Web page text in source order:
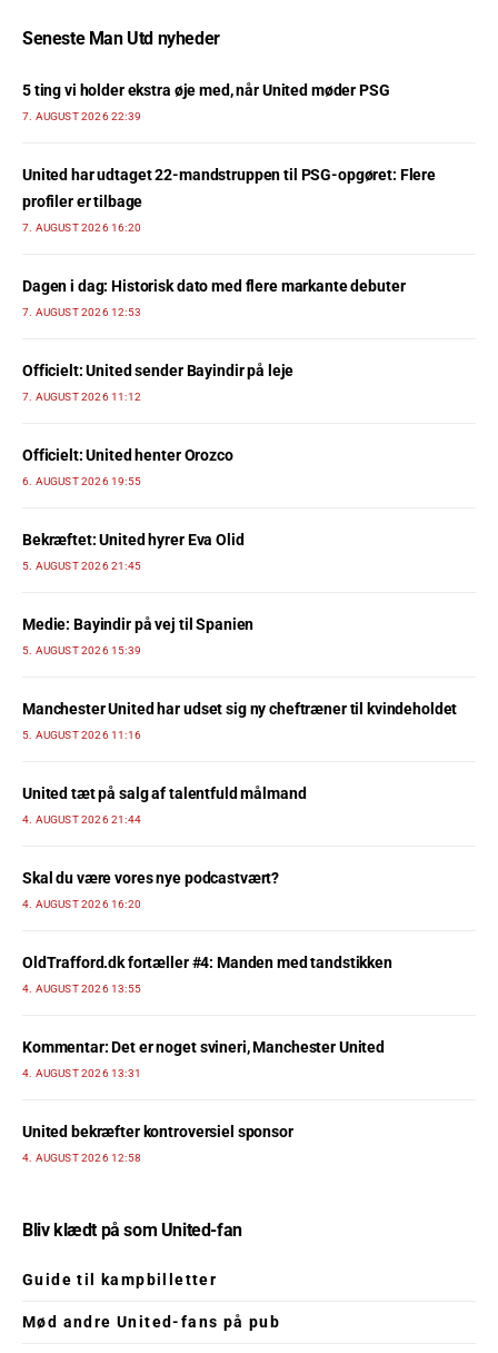
Seneste Man Utd nyheder
5 ting vi holder ekstra øje med, når United møder PSG
7. AUGUST 2026 22:39
United har udtaget 22-mandstruppen til PSG-opgøret: Flere
profiler er tilbage
7. AUGUST 2026 16:20
Dagen i dag: Historisk dato med flere markante debuter
7. AUGUST 2026 12:53
Officielt: United sender Bayindir på leje
7. AUGUST 2026 11:12
Officielt: United henter Orozco
6. AUGUST 2026 19:55
Bekræftet: United hyrer Eva Olid
5. AUGUST 2026 21:45
Medie: Bayindir på vej til Spanien
5. AUGUST 2026 15:39
Manchester United har udset sig ny cheftræner til kvindeholdet
5. AUGUST 2026 11:16
United tæt på salg af talentfuld målmand
4. AUGUST 2026 21:44
Skal du være vores nye podcastvært?
4. AUGUST 2026 16:20
OldTrafford.dk fortæller #4: Manden med tandstikken
4. AUGUST 2026 13:55
Kommentar: Det er noget svineri, Manchester United
4. AUGUST 2026 13:31
United bekræfter kontroversiel sponsor
4. AUGUST 2026 12:58
Bliv klædt på som United-fan
Guide til kampbilletter
Mød andre United-fans på pub